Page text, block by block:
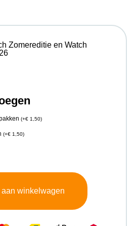
Zomereditie en Watch
(+€ 1,50)
(+€ 1,50)
winkelwagen